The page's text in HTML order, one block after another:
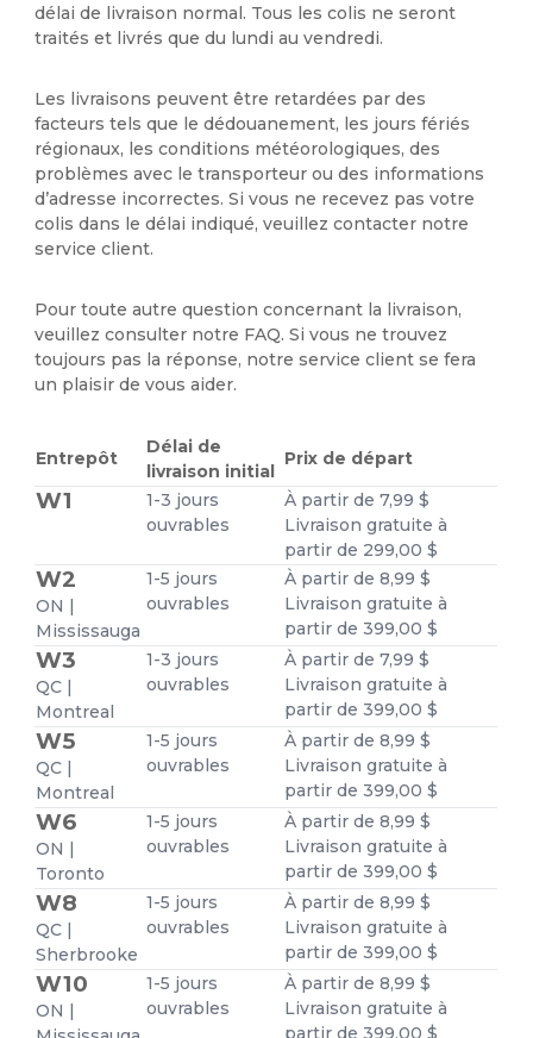
délai de livraison normal. Tous les colis ne seront
traités et livrés que du lundi au vendredi.
Les livraisons peuvent être retardées par des
facteurs tels que le dédouanement, les jours fériés
régionaux, les conditions météorologiques, des
problèmes avec le transporteur ou des informations
d’adresse incorrectes. Si vous ne recevez pas votre
colis dans le délai indiqué, veuillez contacter notre
service client.
Pour toute autre question concernant la livraison,
veuillez consulter notre FAQ. Si vous ne trouvez
toujours pas la réponse, notre service client se fera
un plaisir de vous aider.
Entrepôt
Délai de
livraison initial
Prix de départ
W1
1-3 jours
ouvrables
À partir de 7,99 $
Livraison gratuite à
partir de 299,00 $
W2
ON |
Mississauga
1-5 jours
ouvrables
À partir de 8,99 $
Livraison gratuite à
partir de 399,00 $
W3
QC |
Montreal
1-3 jours
ouvrables
À partir de 7,99 $
Livraison gratuite à
partir de 399,00 $
W5
QC |
Montreal
1-5 jours
ouvrables
À partir de 8,99 $
Livraison gratuite à
partir de 399,00 $
W6
ON |
Toronto
1-5 jours
ouvrables
À partir de 8,99 $
Livraison gratuite à
partir de 399,00 $
W8
QC |
Sherbrooke
1-5 jours
ouvrables
À partir de 8,99 $
Livraison gratuite à
partir de 399,00 $
W10
ON |
1-5 jours
ouvrables
À partir de 8,99 $
Livraison gratuite à
partir de 399,00 $